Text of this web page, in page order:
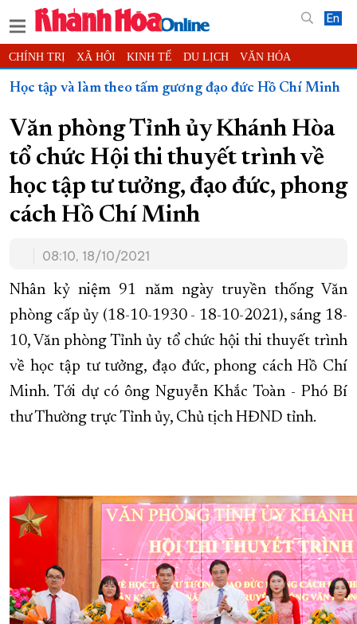
En
CHÍNH TRỊ XÃ HỘI KINH TẾ DU LỊCH VĂN HÓA
THỂ THAO ĐỜI SỐNG TIN ĐỊA PHƯƠNG
THẾ GIỚI MULTIMEDIA VIDEO ĐỌC BÁO ONLINE
PODCAST THÔNG TIN - QUẢNG CÁO
QUY HOẠCH TỈNH KHÁNH HÒA
TRƯỜNG SA BIỂN ĐẢO QUÊ HƯƠNG
CHUNG TAY CẢI CÁCH HÀNH CHÍNH
TÀU - XE - MÁY BAY
XÂY DỰNG KHÁNH HÒA TRỞ THÀNH THÀNH PHỐ TRỰC THUỘC
ĐẠI HỘI ĐẢNG CÁC CẤP TRANG CHỦ VỀ BÁO KHÁNH HÒA
Học tập và làm theo tấm gương đạo đức Hồ Chí Minh
Văn phòng Tỉnh ủy Khánh Hòa
tổ chức Hội thi thuyết trình về
học tập tư tưởng, đạo đức, phong
cách Hồ Chí Minh
08:10, 18/10/2021
Nhân kỷ niệm 91 năm ngày truyền thống Văn
phòng cấp ủy (18-10-1930 - 18-10-2021), sáng 18-
10, Văn phòng Tỉnh ủy tổ chức hội thi thuyết trình
về học tập tư tưởng, đạo đức, phong cách Hồ Chí
Minh. Tới dự có ông Nguyễn Khắc Toàn - Phó Bí
thư Thường trực Tỉnh ủy, Chủ tịch HĐND tỉnh.